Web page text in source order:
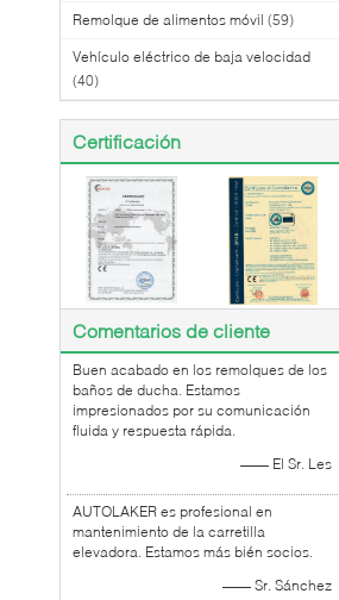
Remolque de alimentos móvil (59)
Vehículo eléctrico de baja velocidad
(40)
Certificación
Comentarios de cliente
Buen acabado en los remolques de los
baños de ducha. Estamos
impresionados por su comunicación
fluida y respuesta rápida.
—— El Sr. Les
AUTOLAKER es profesional en
mantenimiento de la carretilla
elevadora. Estamos más bién socios.
—— Sr. Sánchez